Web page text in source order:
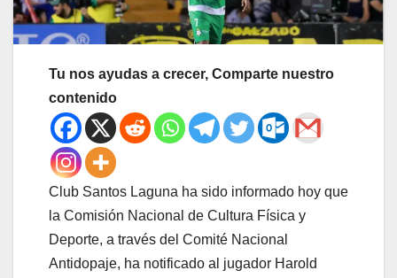
Tu nos ayudas a crecer, Comparte nuestro
contenido
Club Santos Laguna ha sido informado hoy que
la Comisión Nacional de Cultura Física y
Deporte, a través del Comité Nacional
Antidopaje, ha notificado al jugador Harold